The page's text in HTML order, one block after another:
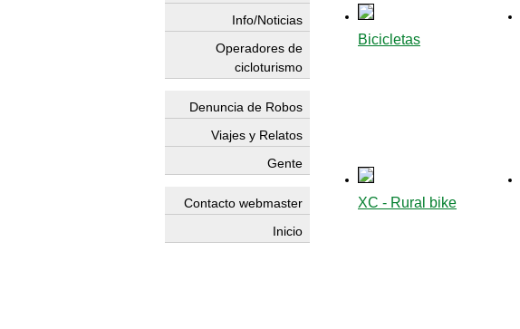
Bicicletas
XC - Rural bike
Info/Noticias
Operadores de
cicloturismo
Denuncia de Robos
Viajes y Relatos
Gente
Contacto webmaster
Inicio